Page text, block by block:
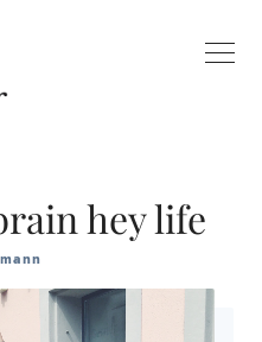
hey life